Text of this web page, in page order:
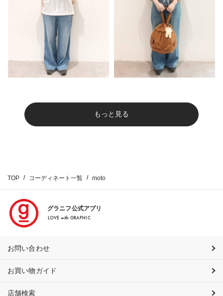
もっと見る
TOP コーディネート一覧 moto
グラニフ公式アプリ
LOVE with GRAPHIC
お問い合わせ
お買い物ガイド
店舗検索